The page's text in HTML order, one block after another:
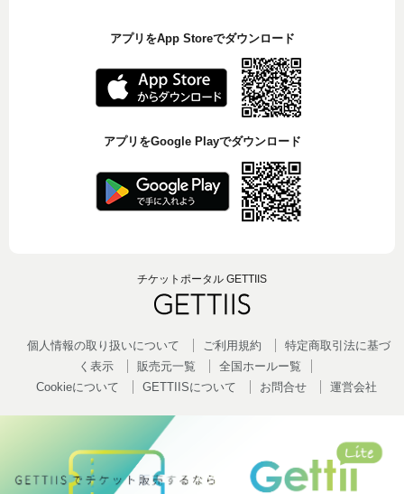
アプリをApp Storeでダウンロード
アプリをGoogle Playでダウンロード
チケットポータル GETTIIS
個人情報の取り扱いについて ご利用規約
特定商取引法に基づ
く表示
販売元一覧
全国ホールー覧
Cookieについて
GETTIISについて お問合せ 運営会社